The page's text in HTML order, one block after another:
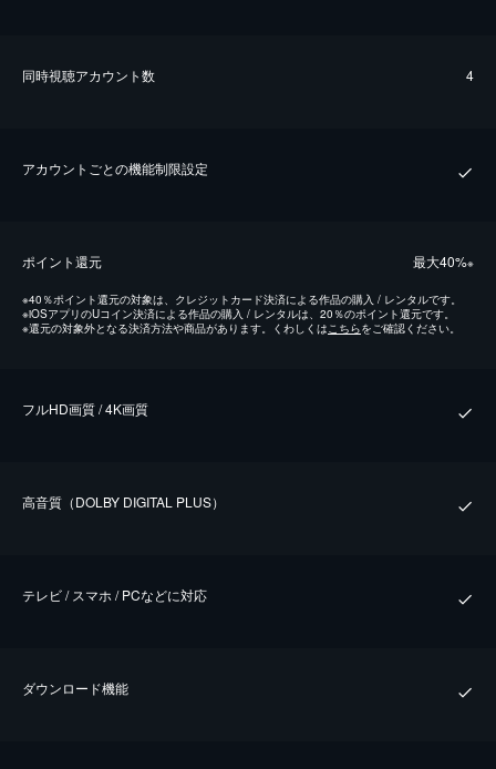
同時視聴アカウント数 4
アカウントごとの機能制限設定
ポイント還元 最⼤40%※
※40％ポイント還元の対象は、クレジットカード決済による作品の購入 / レンタルです。
※iOSアプリのUコイン決済による作品の購入 / レンタルは、20％のポイント還元です。
※還元の対象外となる決済方法や商品があります。くわしくはこちらをご確認ください。
フルHD画質 / 4K画質
⾼⾳質（DOLBY DIGITAL PLUS）
テレビ / スマホ / PCなどに対応
ダウンロード機能